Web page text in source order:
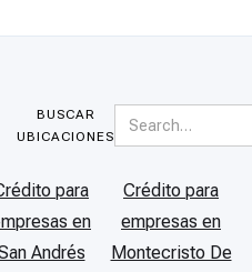
BUSCAR
UBICACIONES
para
en
Andrés
Crédito para
empresas en
Montecristo De